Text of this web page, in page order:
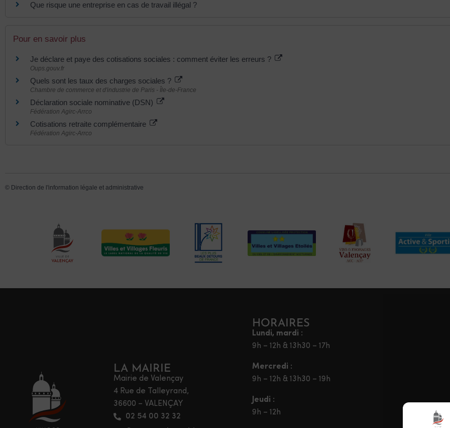
Que risque une entreprise en cas de travail illégal ?
Pour en savoir plus
Je déclare et paye des cotisations sociales : comment éviter les erreurs ?
Oups.gouv.fr
Quels sont les taux des charges sociales ?
Chambre de commerce et d'industrie de Paris - Île-de-France
Déclaration sociale nominative (DSN)
Fédération Agirc-Arrco
Cotisations retraite complémentaire
Fédération Agirc-Arrco
© Direction de l'information légale et administrative
LA MAIRIE
Mairie de Valençay
4 Rue de Talleyrand,
36600 – VALENÇAY
02 54 00 32 32
HORAIRES
Lundi, mardi :
9h – 12h & 13h30 – 17h
Mercredi :
9h – 12h & 13h30 – 19h
Jeudi :
9h – 12h